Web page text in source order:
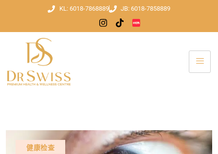
KL: 6018-7868889 JB: 6018-7858889
健康检查